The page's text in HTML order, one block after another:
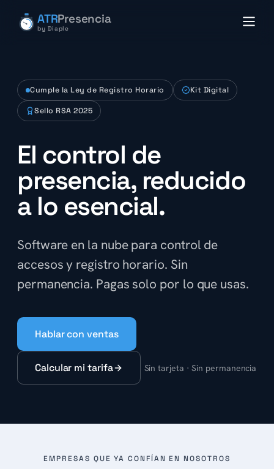
ATRPresencia
by Diaple
Cumple la Ley de Registro Horario Kit Digital
Sello RSA 2025
El control de
presencia, reducido
a lo esencial.
Software en la nube para control de
accesos y registro horario. Sin
permanencia. Pagas solo por lo que usas.
Hablar con ventas
Calcular mi tarifa Sin tarjeta · Sin permanencia
EMPRESAS QUE YA CONFÍAN EN NOSOTROS